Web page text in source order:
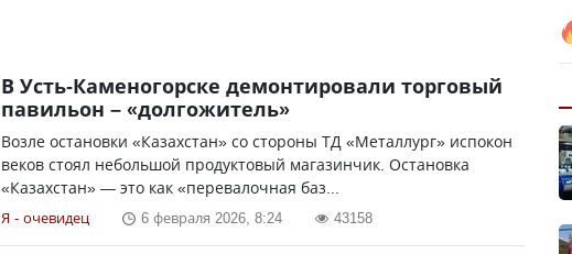
В Усть-Каменогорске демонтировали торговый
павильон – «долгожитель»
Возле остановки «Казахстан» со стороны ТД «Металлург» испокон
веков стоял небольшой продуктовый магазинчик. Остановка
«Казахстан» — это как «перевалочная баз...
Я - очевидец 6 февраля 2026, 8:24 43158